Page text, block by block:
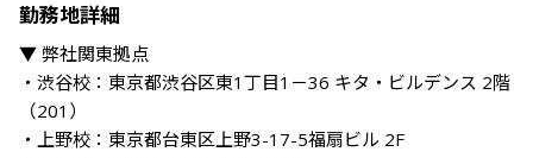
勤務地詳細
▼ 弊社関東拠点
・渋谷校：東京都渋谷区東1丁目1－36 キタ・ビルデンス 2階
（201）
・上野校：東京都台東区上野3-17-5福扇ビル 2F